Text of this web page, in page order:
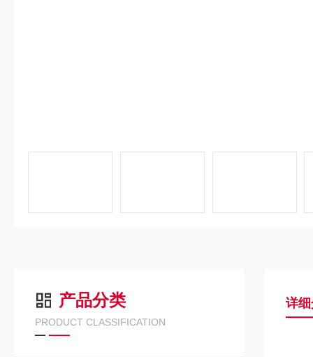
产品分类
PRODUCT CLASSIFICATION
详